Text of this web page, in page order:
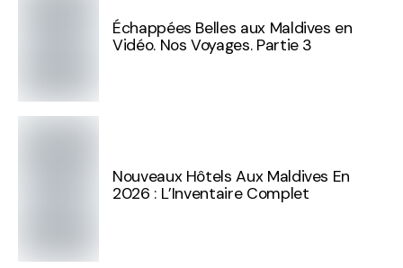
Échappées Belles aux Maldives en
Vidéo. Nos Voyages. Partie 3
Nouveaux Hôtels Aux Maldives En
2026 : L’Inventaire Complet